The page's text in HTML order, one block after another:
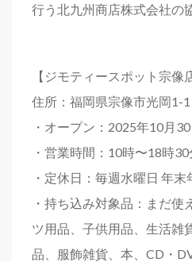
行う北九州商店株式会社の
【ジモティースポット宗像
住所：福岡県宗像市光岡1-1
・オープン：2025年10月30
・営業時間：10時〜18時30
・定休日：毎週水曜日 年末
・持ち込み対象品：まだ使
ツ用品、子供用品、生活雑
品、服飾雑貨、本、CD・